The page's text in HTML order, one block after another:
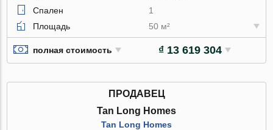
Спален
1
Площадь
50 м²
полная стоимость ₫ 13 619 304
ПРОДАВЕЦ
Tan Long Homes
Tan Long Homes